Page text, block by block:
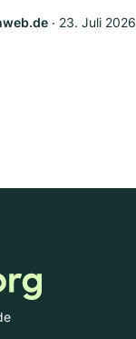
‧ 23. Juli 2026